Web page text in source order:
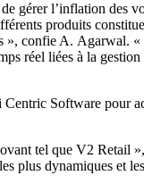
gérer l’inflation des
produits
confie A. Agarwal.
réel liées à la
Software pour
tel que V2 Retail
plus dynamiques et